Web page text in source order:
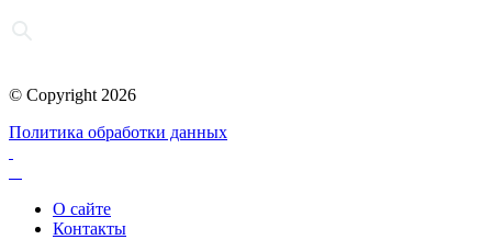
© Copyright 2026
Политика обработки данных
О сайте
Контакты